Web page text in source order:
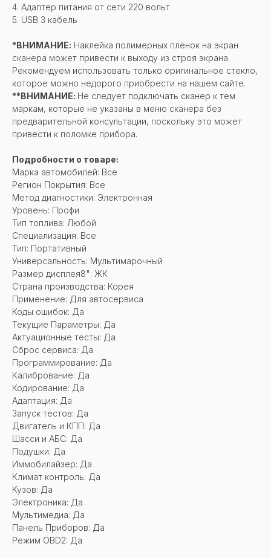
4. Адаптер питания от сети 220 вольт
5. USB 3 кабель
*ВНИМАНИЕ: Наклейка полимерных плёнок на экран
сканера может привести к выходу из строя экрана.
Рекомендуем использовать только оригинальное стекло,
которое можно недорого приобрести на нашем сайте.
**ВНИМАНИЕ: Не следует подключать сканер к тем
маркам, которые не указаны в меню сканера без
предварительной консультации, поскольку это может
привести к поломке прибора.
Подробности о товаре:
Марка автомобилей: Все
Регион Покрытия: Все
Метод диагностики: Электронная
Уровень: Профи
Тип топлива: Любой
Специализация: Все
Тип: Портативный
Универсальность: Мультимарочный
Размер дисплея8": ЖК
Страна производства: Корея
Применение: Для автосервиса
Коды ошибок: Да
Текущие Параметры: Да
Актуационные тесты: Да
Сброс cервиса: Да
Программирование: Да
Калибрование: Да
Кодирование: Да
Адаптация: Да
Запуск тестов: Да
Двигатель и КПП: Да
Шасси и АБС: Да
Подушки: Да
Иммобилайзер: Да
Климат контроль: Да
Кузов: Да
Электроника: Да
Мультимедиа: Да
Панель Приборов: Да
Режим OBD2: Да